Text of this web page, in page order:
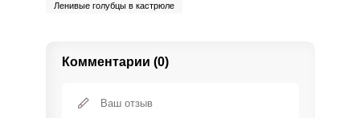
Ленивые голубцы в кастрюле
Комментарии (0)